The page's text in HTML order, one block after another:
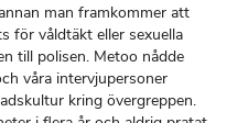
man framkommer att
för våldtäkt eller sexuella
till polisen. Metoo nådde
våra intervjupersoner
kring övergreppen.